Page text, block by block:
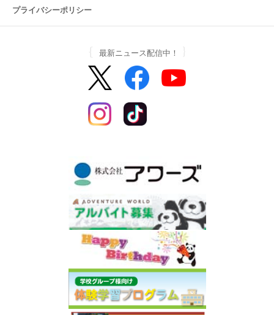
プライバシーポリシー
最新ニュース配信中！